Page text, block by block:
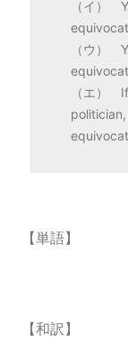
（イ）
（ウ）
（エ）
【単語】
【和訳】